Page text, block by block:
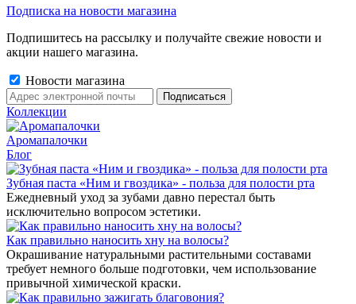
Подписка на новости магазина
Подпишитесь на рассылку и получайте свежие новости и
акции нашего магазина.
Новости магазина
Коллекции
Аромапалочки
Блог
Зубная паста «Ним и гвоздика» - польза для полости рта
Ежедневный уход за зубами давно перестал быть
исключительно вопросом эстетики.
Как правильно наносить хну на волосы?
Окрашивание натуральными растительными составами
требует немного больше подготовки, чем использование
привычной химической краски.